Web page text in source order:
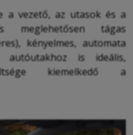
a vezető, az utasok és a
meglehetősen tágas
kényelmes, automata
is ideális,
kiemelkedő a